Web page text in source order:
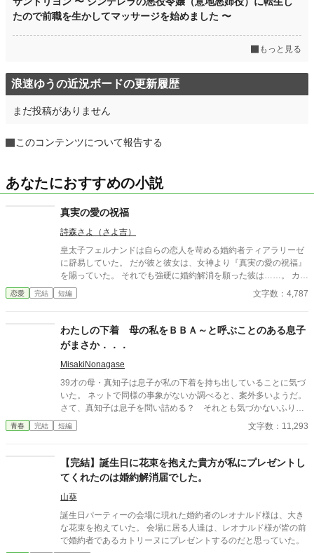
たので前職を生かしてマッサージを始めました 〜
もっと見る
浪速ゆうの近況ボードの更新履歴
まだ投稿がありません
このコンテンツについて報告する
あなたにおすすめの小説
真実の愛の祝福
詩森さよ（さよ吉）
皇太子フェルナンドは自らの恋人を苛める婚約者ティアラリーゼ
に辟易していた。 だが彼と彼女は、女神より『真実の愛の祝福』
を賜っていた。 それでも強硬に婚約解消を願った彼は……。 カク
ヨム、小説家になろうにも掲載。 筆者は体調不良なことも多く、
コメントなどを受け取らない設定にしております。 どうぞよろし
恋愛 完結 短編 文字数：4,787
わたしの下着 母の私をＢＢＡ～と呼ぶことのある息子
がまさか．．．
MisakiNonagase
39才の母・真知子は息子が私の下着を持ち出していることに気づ
いた。 ネットで同様の事象がないか調べると、案外多いようだ。
さて、真知子は息子を問い詰める？ それとも気づかないふりを
青春 完結 短編 文字数：11,293
【完結】誕生日に花束を抱えた貴方が私にプレゼントし
てくれたのは婚約解消届でした。
山葵
誕生日パーティーの会場に現れた婚約者のレオナルド様は、大き
な花束を抱えていた。 会場に居る人達は、レオナルド様が皆の前
で婚約者であるカトリーヌにプレゼントするのだと思っていた。